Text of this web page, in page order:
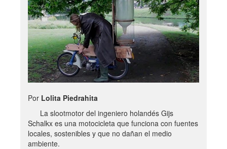
Por Lolita Piedrahita
La slootmotor del ingeniero holandés Gijs
Schalkx es una motocicleta que funciona con fuentes
locales, sostenibles y que no dañan el medio
ambiente.